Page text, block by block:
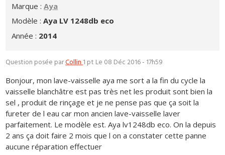
Marque :Aya
Modèle :Aya LV 1248db eco
Année : 2014
Question posée parCollin1 pt Le 08 Déc 2016 - 17h59
Bonjour, mon lave-vaisselle aya me sort a la fin du cycle la
vaisselle blanchâtre est pas très net les produit sont bien la
sel , produit de rinçage et je ne pense pas que ça soit la
fureter de l eau car mon ancien lave-vaisselle laver
parfaitement. Le modèle est. Aya lv1248db eco. On la depuis
2 ans ça doit faire 2 mois que l on a constater cette panne
aucune réparation effectuer